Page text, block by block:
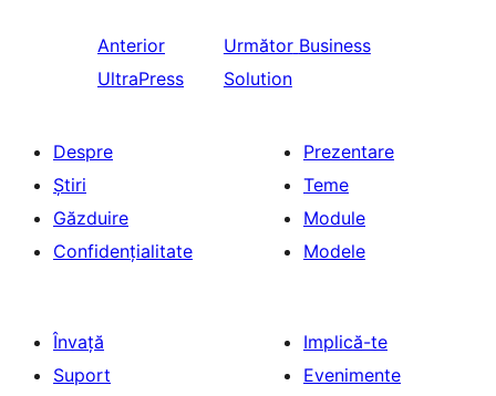
Anterior
UltraPress
Următor Business
Solution
Despre
Știri
Găzduire
Confidențialitate
Prezentare
Teme
Module
Modele
Învață
Suport
Implică-te
Evenimente